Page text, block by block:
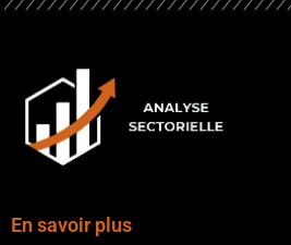
En savoir plus